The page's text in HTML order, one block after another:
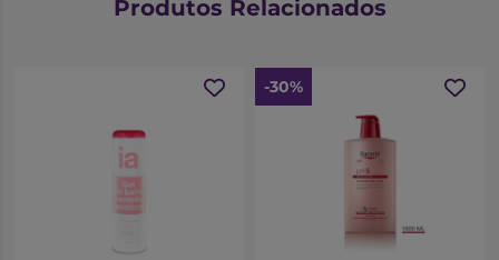
Produtos Relacionados
-30%